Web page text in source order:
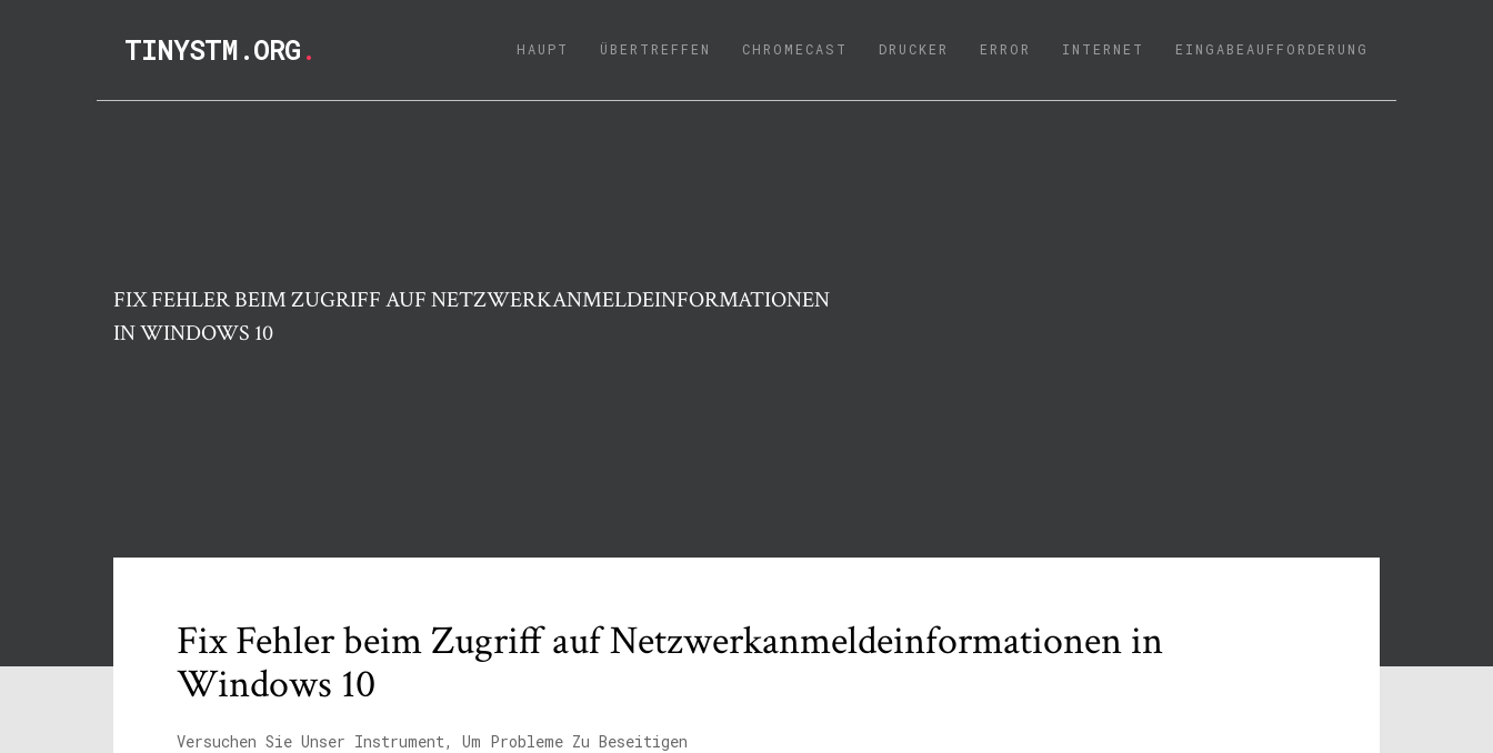
TINYSTM.ORG. HAUPT (CURRENT)
ÜBERTREFFEN CHROMECAST DRUCKER ERROR INTERNET EINGABEAUFFORDERUNG
FIX FEHLER BEIM ZUGRIFF AUF NETZWERKANMELDEINFORMATIONEN
IN WINDOWS 10
Fix Fehler beim Zugriff auf Netzwerkanmeldeinformationen in
Windows 10
Versuchen Sie Unser Instrument, Um Probleme Zu Beseitigen